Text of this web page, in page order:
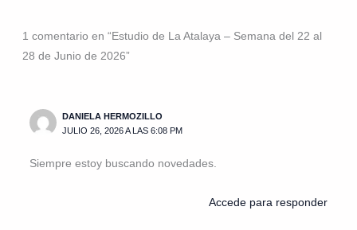
1 comentario en “Estudio de La Atalaya – Semana del 22 al
28 de Junio de 2026”
DANIELA HERMOZILLO
JULIO 26, 2026 A LAS 6:08 PM
Siempre estoy buscando novedades.
Accede para responder